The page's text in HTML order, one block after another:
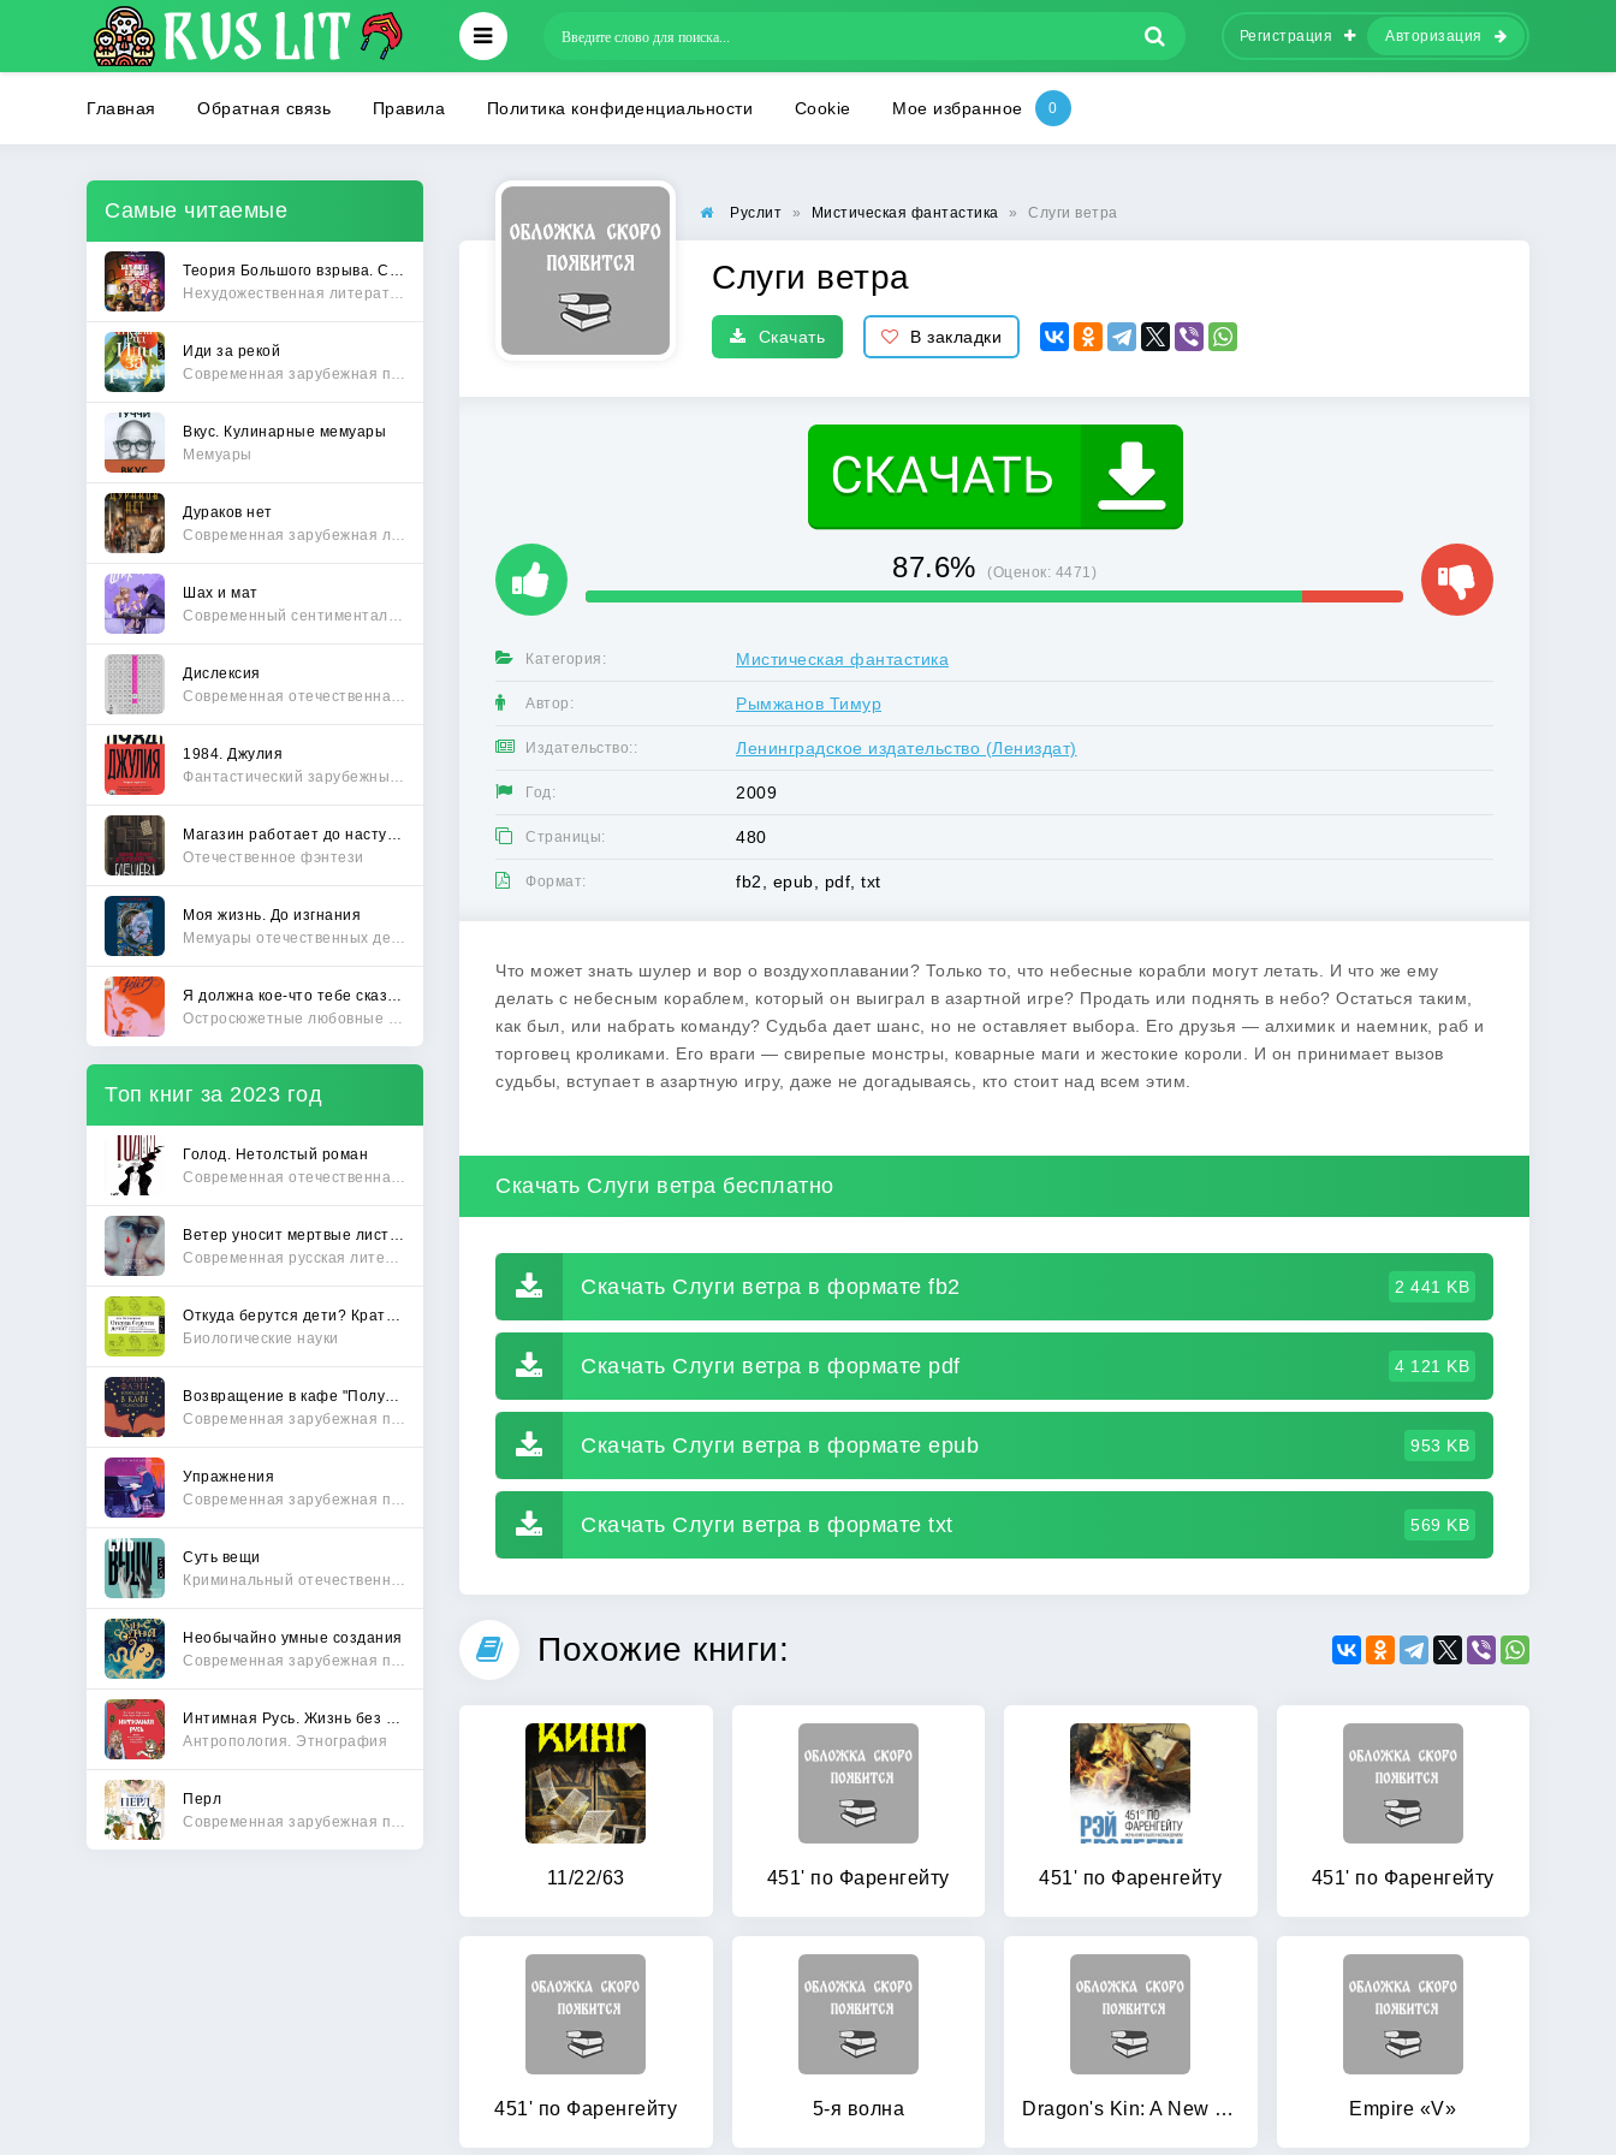
Регистрация Авторизация
Главная Обратная связь Правила Политика конфиденциальности Cookie Мое избранное
Самые читаемые
Иди за рекой
Вкус. Кулинарные мемуары
Мемуары
Дураков нет
Шах и мат
Дислексия
1984. Джулия
Отечественное фэнтези
Моя жизнь. До изгнания
Топ книг за 2023 год
Голод. Нетолстый роман
Биологические науки
Упражнения
Суть вещи
Необычайно умные создания
Антропология. Этнография
Перл
Руслит » Мистическая фантастика » Слуги ветра
Слуги ветра
Скачать В закладки
87.6% (Оценок: 4471)
Категория: Мистическая фантастика
Автор: Рымжанов Тимур
Издательство:: Ленинградское издательство (Лениздат)
Год: 2009
Страницы: 480
Формат: fb2, epub, pdf, txt
Что может знать шулер и вор о воздухоплавании? Только то, что небесные корабли могут летать. И что же ему
делать с небесным кораблем, который он выиграл в азартной игре? Продать или поднять в небо? Остаться таким,
как был, или набрать команду? Судьба дает шанс, но не оставляет выбора. Его друзья — алхимик и наемник, раб и
торговец кроликами. Его враги — свирепые монстры, коварные маги и жестокие короли. И он принимает вызов
судьбы, вступает в азартную игру, даже не догадываясь, кто стоит над всем этим.
Скачать Слуги ветра бесплатно
Скачать Слуги ветра в формате fb2 2 441 KB
Скачать Слуги ветра в формате pdf 4 121 KB
Скачать Слуги ветра в формате epub 953 KB
Скачать Слуги ветра в формате txt 569 KB
Похожие книги:
11/22/63 451' по Фаренгейту 451' по Фаренгейту 451' по Фаренгейту
451' по Фаренгейту 5-я волна Dragon's Kin: A New Novel of Pern Empire «V»